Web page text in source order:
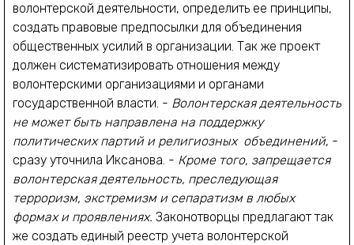
волонтерской деятельности, определить ее принципы,
создать правовые предпосылки для объединения
общественных усилий в организации. Так же проект
должен систематизировать отношения между
волонтерскими организациями и органами
государственной власти. - Волонтерская деятельность
не может быть направлена на поддержку
политических партий и религиозных объединений, -
сразу уточнила Иксанова. - Кроме того, запрещается
волонтерская деятельность, преследующая
терроризм, экстремизм и сепаратизм в любых
формах и проявлениях. Законотворцы предлагают так
же создать единый реестр учета волонтерской